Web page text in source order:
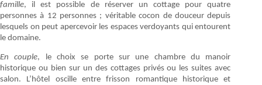
famille, il est possible de réserver un cottage pour quatre
personnes à 12 personnes ; véritable cocon de douceur depuis
lesquels on peut apercevoir les espaces verdoyants qui entourent
le domaine.
En couple, le choix se porte sur une chambre du manoir
historique ou bien sur un des cottages privés ou les suites avec
salon. L’hôtel oscille entre frisson romantique historique et